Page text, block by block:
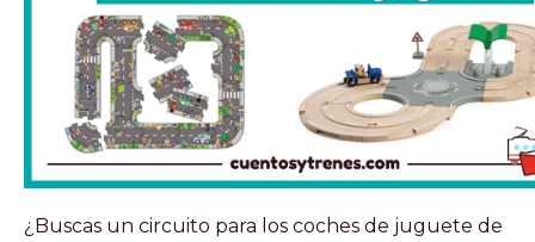
¿Buscas un circuito para los coches de juguete de